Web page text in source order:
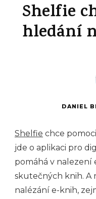
Shelfie
hledání
DANIEL
Shelfie chce
jde o aplikaci pro
pomáhá v nalezení
skutečných knih. A
nalézání e-knih,